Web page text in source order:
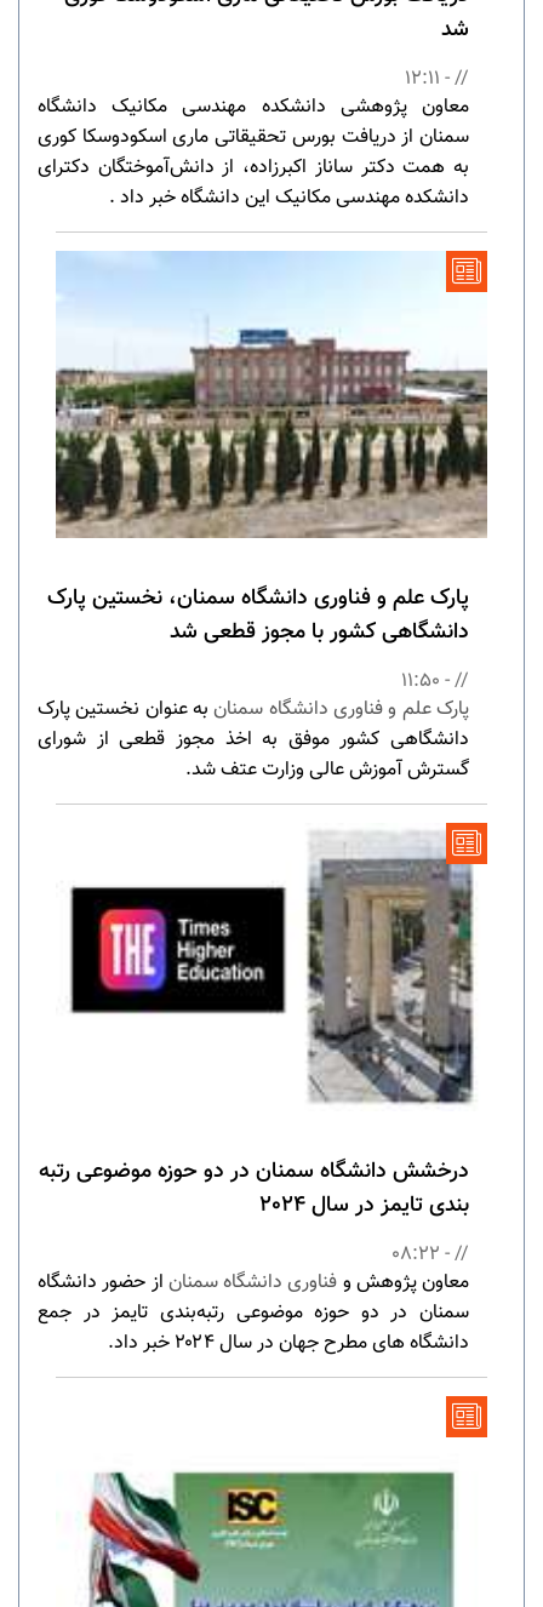
شد
// - 12:11
معاون پژوهشی دانشکده مهندسی مکانیک دانشگاه
سمنان از دریافت بورس تحقیقاتی ماری اسکودوسکا کوری
به همت دکتر ساناز اکبرزاده، از دانش‌آموختگان دکترای
دانشکده مهندسی مکانیک این دانشگاه خبر داد .
پارک علم و فناوری دانشگاه سمنان، نخستین پارک
دانشگاهی کشور با مجوز قطعی شد
// - 11:50
پارک علم و فناوری دانشگاه سمنانبه عنوان نخستین پارک
دانشگاهی کشور موفق به اخذ مجوز قطعی از شورای
گسترش آموزش عالی وزارت عتف شد.
درخشش دانشگاه سمنان در دو حوزه موضوعی رتبه
بندی تایمز در سال 2024
// - 08:22
معاون پژوهش و فناوری دانشگاه سمنان از حضور دانشگاه
سمنان در دو حوزه موضوعی رتبه‌بندی تایمز در جمع
دانشگاه های مطرح جهان در سال ۲۰۲۴ خبر داد.